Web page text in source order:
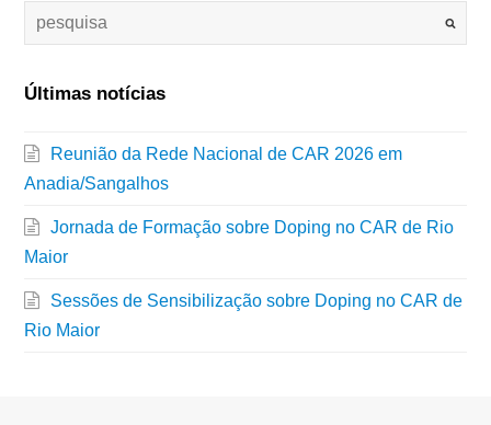
Últimas notícias
Reunião da Rede Nacional de CAR 2026 em
Anadia/Sangalhos
Jornada de Formação sobre Doping no CAR de Rio
Maior
Sessões de Sensibilização sobre Doping no CAR de
Rio Maior